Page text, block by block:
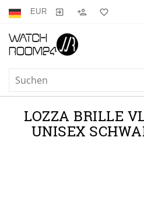
EUR
LOZZA BRILLE
UNISEX